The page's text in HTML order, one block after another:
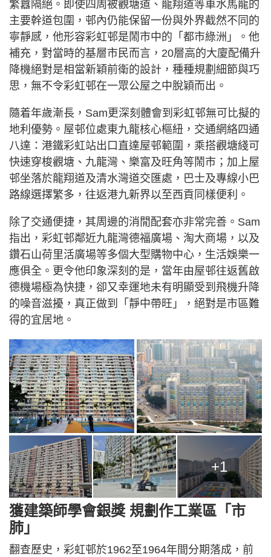
繁囂隔絕。即使四周被觀塘道、龍翔道等車水馬龍的
主要幹道包圍，邨內仍能保留一份與外界截然不同的
寧靜感，他形容彩虹邨是鬧市中的「都市綠洲」。他
補充，對當時的基層市民而言，20層高的大廈配備升
降機絕對是相當新穎前衛的設計，種種規劃細節與巧
思，無不令彩虹邨在一眾公屋之中脫穎而出。
隨着年歲漸長，Sam更深刻體會到彩虹邨無可比擬的
地利優勢。屋邨位處東九龍核心樞紐，交通網絡四通
八達：港鐵彩虹站出口直達屋邨範圍，乘搭觀塘綫可
快速穿梭觀塘、九龍灣、樂富及旺角等鬧市；加上屋
邨坐落於龍翔道及清水灣道交匯處，巴士及專線小巴
路線選擇繁多，往返港九新界以至西貢同樣便利。
除了交通便捷，其周邊的消閒配套亦非常完善。Sam
指出，彩虹邨鄰近九龍灣德福廣場、淘大商場，以及
鑽石山荷里活廣場等多個大型購物中心，生活娛樂一
應俱全。更令他印象深刻的是，當年由屋邨往返舊啟
德機場極為快捷，卻又幸運地未有明顯受到飛機升降
的噪音滋擾，真正做到「靜中帶旺」，絕對是市區難
得的宜居地。
+1
獲建築師學會銀獎 規劃作工業區「市
肺」
翻查歷史，彩虹邨於1962至1964年間分期落成，前